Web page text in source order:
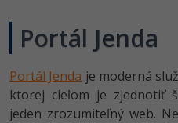
Kotlin
Céčko
VB.NET
MS Office -80%
Google Dokumenty
Time management
Adobe After Effects
Blender -80%
Inkscape
Portál Jenda
Portál Jenda je moderná
ktorej cieľom je zjednotiť
jeden zrozumiteľný web.